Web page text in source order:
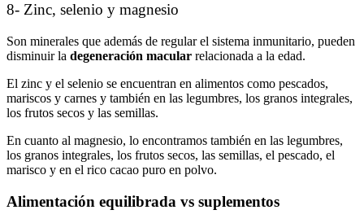
8- Zinc, selenio y magnesio
Son minerales que además de regular el sistema inmunitario, pueden
disminuir la degeneración macular relacionada a la edad.
El zinc y el selenio se encuentran en alimentos como pescados,
mariscos y carnes y también en las legumbres, los granos integrales,
los frutos secos y las semillas.
En cuanto al magnesio, lo encontramos también en las legumbres,
los granos integrales, los frutos secos, las semillas, el pescado, el
marisco y en el rico cacao puro en polvo.
Alimentación equilibrada vs suplementos